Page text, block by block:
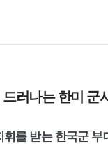
러나는 한미
를 받는 한국군 부